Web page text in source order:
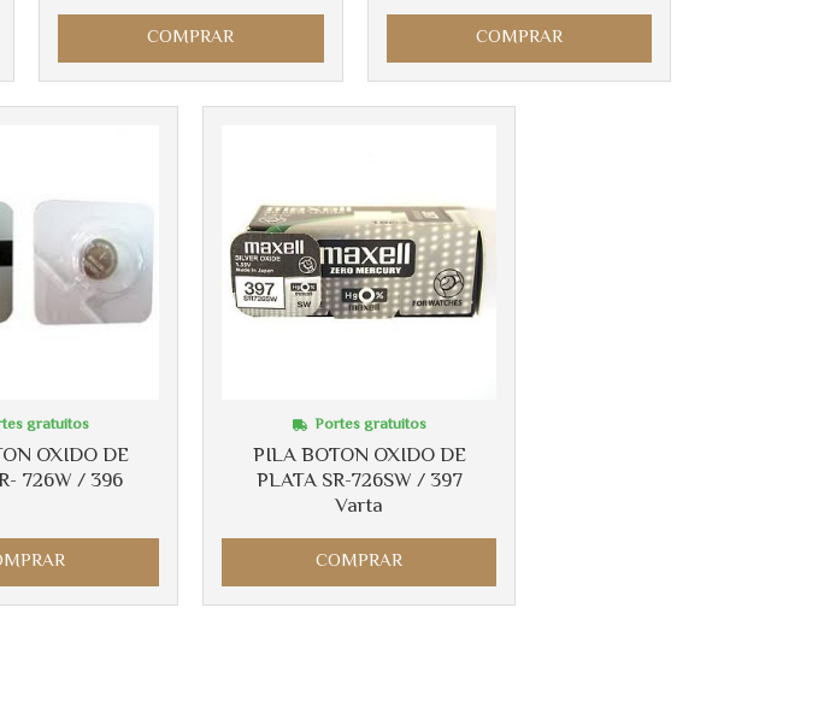
COMPRAR COMPRAR
OXIDO DE
726W / 396
gratuitos
PILA BOTON OXIDO DE
PLATA SR-726SW / 397
Varta
Portes gratuitos
COMPRAR